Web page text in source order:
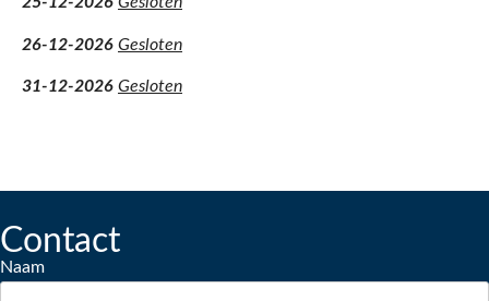
26-12-2026 Gesloten
31-12-2026 Gesloten
Contact
Naam